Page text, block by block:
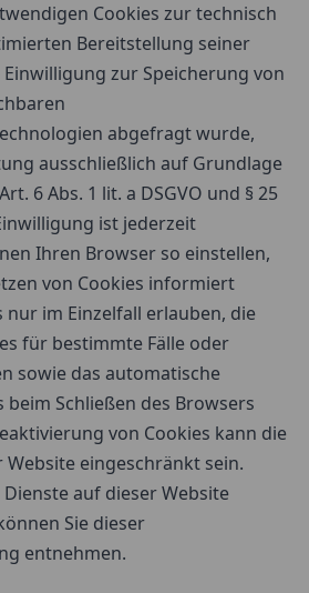
Cookies zur technisch
Bereitstellung seiner
zur Speicherung von
abgefragt wurde,
ausschließlich auf Grundlage
6 Abs. 1 lit. a DSGVO und § 25
ist jederzeit
Ihren Browser so einstellen,
von Cookies informiert
im Einzelfall erlauben, die
für bestimmte Fälle oder
sowie das automatische
beim Schließen des Browsers
von Cookies kann die
eingeschränkt sein.
auf dieser Website
Sie dieser
entnehmen.